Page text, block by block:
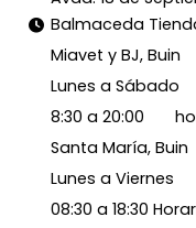
Balmaceda
Miavet y BJ, Buin
Lunes a Sábado
8:30 a 20:00
Santa María, Buin
Lunes a Viernes
08:30 a 18:30